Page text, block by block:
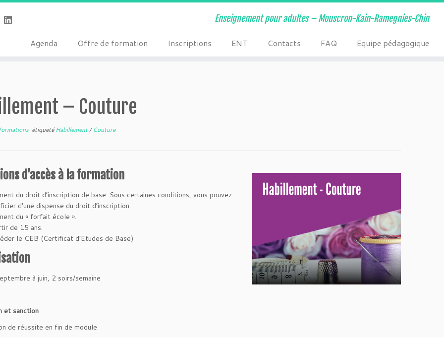
Enseignement pour adultes – Mouscron-Kain-Ramegnies-Chin
Agenda Offre de formation Inscriptions ENT Contacts FAQ Equipe pédagogique
– Couture
étiquetéHabillement/Couture
d’accès à la formation
du droit d’inscription de base. Sous certaines conditions, vous pouvez
d’une dispense du droit d’inscription.
du « forfait école ».
de 15 ans.
le CEB (Certificat d’Etudes de Base)
à juin, 2 soirs/semaine
et sanction
de réussite en fin de module